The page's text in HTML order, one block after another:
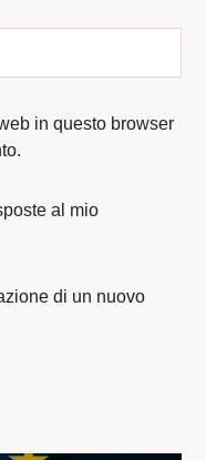
in questo browser
al mio
di un nuovo